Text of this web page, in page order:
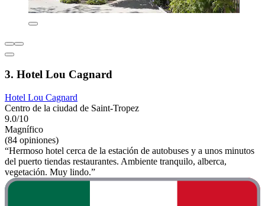
3. Hotel Lou Cagnard
Hotel Lou Cagnard
Centro de la ciudad de Saint-Tropez
9.0/10
Magnífico
(84 opiniones)
“Hermoso hotel cerca de la estación de autobuses y a unos minutos
del puerto tiendas restaurantes. Ambiente tranquilo, alberca,
vegetación. Muy lindo.”